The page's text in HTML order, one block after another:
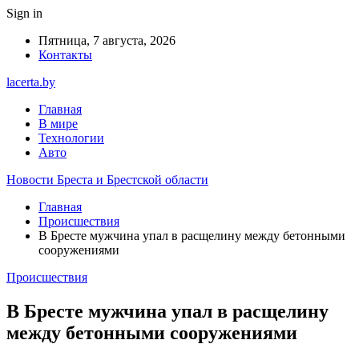
Sign in
Пятница, 7 августа, 2026
Контакты
lacerta.by
Главная
В мире
Технологии
Авто
Новости Бреста и Брестской области
Главная
Происшествия
В Бресте мужчина упал в расщелину между бетонными
сооружениями
Происшествия
В Бресте мужчина упал в расщелину
между бетонными сооружениями